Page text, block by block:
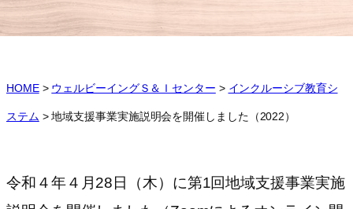
ャ
ジ
HOME> ウェルビーイングＳ＆Ｉセンター > インクルーシブ教育シ
ステム >地域支援事業実施説明会を開催しました（2022）
令和４年４月28日（木）に第1回地域支援事業実施